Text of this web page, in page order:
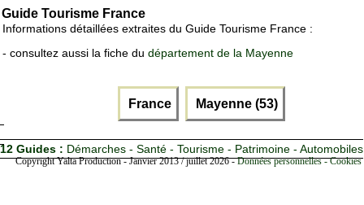
Guide Tourisme France
Informations détaillées extraites du Guide Tourisme France :
- consultez aussi la fiche du département de la Mayenne
France Mayenne (53)
12 Guides : Démarches - Santé - Tourisme - Patrimoine - Automobiles
Copyright Yalta Production - Janvier 2013 / juillet 2026 -Données personnelles -